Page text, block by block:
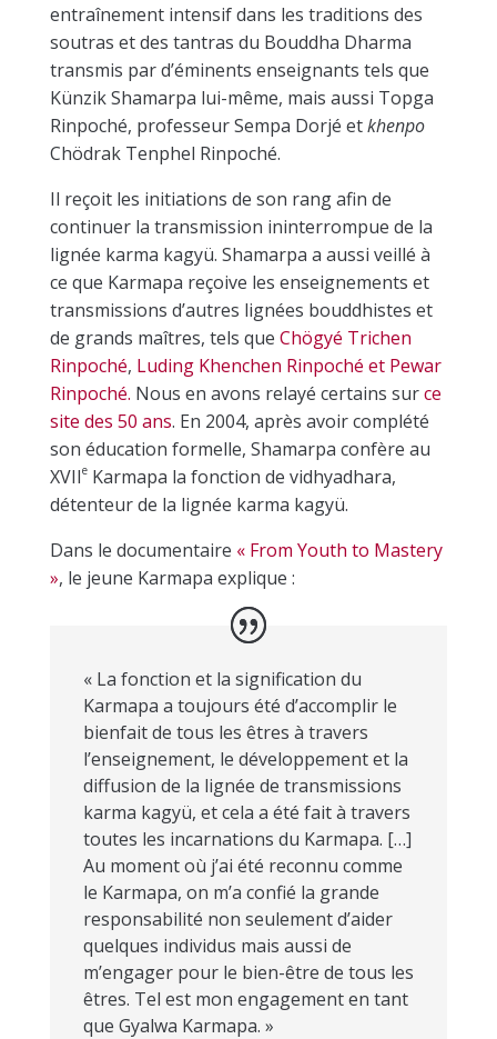
entraînement intensif dans les traditions des
soutras et des tantras du Bouddha Dharma
transmis par d’éminents enseignants tels que
Künzik Shamarpa lui-même, mais aussi Topga
Rinpoché, professeur Sempa Dorjé etkhenpo
Chödrak Tenphel Rinpoché.
Il reçoit les initiations de son rang afin de
continuer la transmission ininterrompue de la
lignée karma kagyü. Shamarpa a aussi veillé à
ce que Karmapa reçoive les enseignements et
transmissions d’autres lignées bouddhistes et
de grands maîtres, tels que Chögyé Trichen
Rinpoché, Luding Khenchen Rinpoché et Pewar
Rinpoché. Nous en avons relayé certains surce
site des 50 ans. En 2004, après avoir complété
son éducation formelle, Shamarpa confère au
XVIIeKarmapa la fonction de vidhyadhara,
détenteur de la lignée karma kagyü.
Dans le documentaire « From Youth to Mastery
», le jeune Karmapa explique :
« La fonction et la signification du
Karmapa a toujours été d’accomplir le
bienfait de tous les êtres à travers
l’enseignement, le développement et la
diffusion de la lignée de transmissions
karma kagyü, et cela a été fait à travers
toutes les incarnations du Karmapa. […]
Au moment où j’ai été reconnu comme
le Karmapa, on m’a confié la grande
responsabilité non seulement d’aider
quelques individus mais aussi de
m’engager pour le bien-être de tous les
êtres. Tel est mon engagement en tant
que Gyalwa Karmapa. »